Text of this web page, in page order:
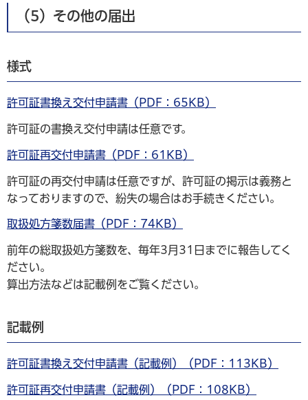
（5）その他の届出
様式
許可証書換え交付申請書（PDF：65KB）
許可証の書換え交付申請は任意です。
許可証再交付申請書（PDF：61KB）
許可証の再交付申請は任意ですが、許可証の掲示は義務と
なっておりますので、紛失の場合はお手続きください。
取扱処方箋数届書（PDF：74KB）
前年の総取扱処方箋数を、毎年3月31日までに報告してく
ださい。
算出方法などは記載例をご覧ください。
記載例
許可証書換え交付申請書（記載例）（PDF：113KB）
許可証再交付申請書（記載例）（PDF：108KB）